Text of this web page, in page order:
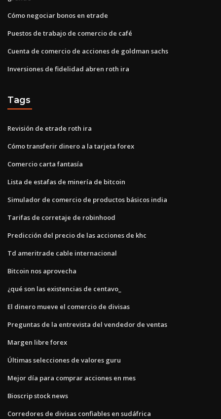
Cómo negociar bonos en etrade
Puestos de trabajo de comercio de café
Cuenta de comercio de acciones de goldman sachs
Inversiones de fidelidad abren roth ira
Tags
Revisión de etrade roth ira
Cómo transferir dinero a la tarjeta forex
Comercio carta fantasía
Lista de estafas de minería de bitcoin
Simulador de comercio de productos básicos india
Tarifas de corretaje de robinhood
Predicción del precio de las acciones de khc
Td ameritrade cable internacional
Bitcoin nos aprovecha
¿qué son las existencias de centavo_
El dinero mueve el comercio de divisas
Preguntas de la entrevista del vendedor de ventas
Margen libre forex
Últimas selecciones de valores guru
Mejor día para comprar acciones en mes
Bioscrip stock news
Corredores de divisas confiables en sudáfrica